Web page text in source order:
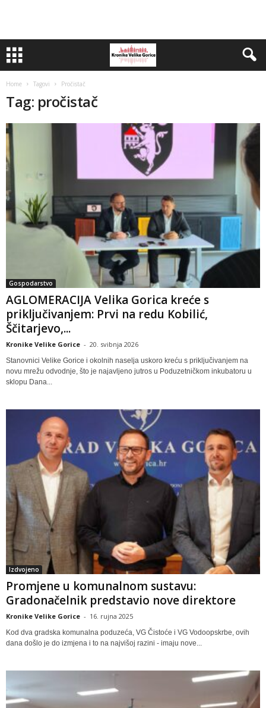
Home Tagovi Pročistač
Tag: pročistač
Gospodarstvo
AGLOMERACIJA Velika Gorica kreće s
priključivanjem: Prvi na redu Kobilić,
Ščitarjevo,...
Kronike Velike Gorice - 20. svibnja 2026
Stanovnici Velike Gorice i okolnih naselja uskoro kreću s priključivanjem na
novu mrežu odvodnje, što je najavljeno jutros u Poduzetničkom inkubatoru u
sklopu Dana...
Izdvojeno
Promjene u komunalnom sustavu:
Gradonačelnik predstavio nove direktore
Kronike Velike Gorice - 16. rujna 2025
Kod dva gradska komunalna poduzeća, VG Čistoće i VG Vodoopskrbe, ovih
dana došlo je do izmjena i to na najvišoj razini - imaju nove...